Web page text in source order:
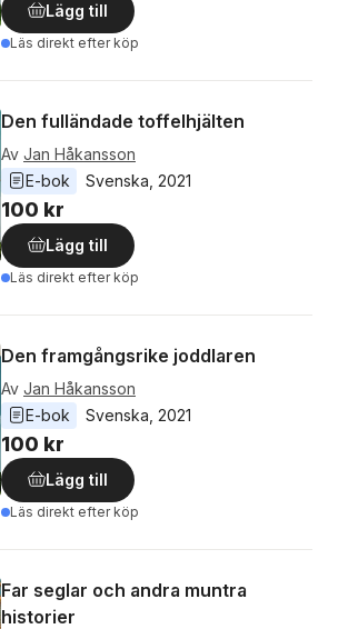
Lägg till
Läs direkt efter köp
Den fulländade toffelhjälten
Av Jan Håkansson
E-bok
Svenska 2021
100 kr
Lägg till
Läs direkt efter köp
Den framgångsrike joddlaren
Av Jan Håkansson
E-bok
Svenska 2021
100 kr
Lägg till
Läs direkt efter köp
Far seglar och andra muntra
historier